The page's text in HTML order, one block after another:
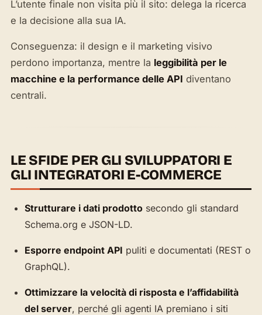
L’utente finale non visita più il sito: delega la ricerca
e la decisione alla sua IA.
Conseguenza: il design e il marketing visivo
perdono importanza, mentre la leggibilità per le
macchine e la performance delle API diventano
centrali.
LE SFIDE PER GLI SVILUPPATORI E
GLI INTEGRATORI E-COMMERCE
Strutturare i dati prodotto secondo gli standard
Schema.org e JSON-LD.
Esporre endpoint API puliti e documentati (REST o
GraphQL).
Ottimizzare la velocità di risposta e l’affidabilità
del server, perché gli agenti IA premiano i siti